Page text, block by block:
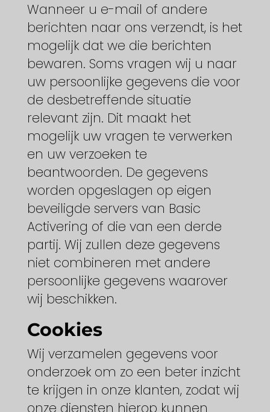
Wanneer u e-mail of andere
berichten naar ons verzendt, is het
mogelijk dat we die berichten
bewaren. Soms vragen wij u naar
uw persoonlijke gegevens die voor
de desbetreffende situatie
relevant zijn. Dit maakt het
mogelijk uw vragen te verwerken
en uw verzoeken te
beantwoorden. De gegevens
worden opgeslagen op eigen
beveiligde servers van Basic
Activering of die van een derde
partij. Wij zullen deze gegevens
niet combineren met andere
persoonlijke gegevens waarover
wij beschikken.
Cookies
Wij verzamelen gegevens voor
onderzoek om zo een beter inzicht
te krijgen in onze klanten, zodat wij
onze diensten hierop kunnen